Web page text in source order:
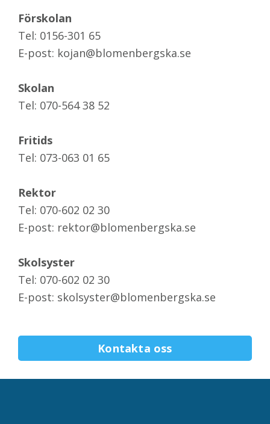
Förskolan
Tel: 0156-301 65
E-post: kojan@blomenbergska.se
Skolan
Tel: 070-564 38 52
Fritids
Tel: 073-063 01 65
Rektor
Tel: 070-602 02 30
E-post: rektor@blomenbergska.se
Skolsyster
Tel: 070-602 02 30
E-post: skolsyster@blomenbergska.se
Kontakta oss